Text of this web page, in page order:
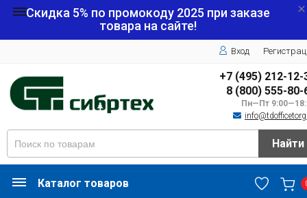
Скидка 5% по промокоду 2025 при заказе
товара на сайте!
Вход
+7 (495) 212-12-
8 (800) 555-80-
Пн—Пт
Найти
Каталог товаров